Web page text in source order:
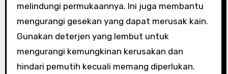
melindungi permukaannya. Ini juga membantu
mengurangi gesekan yang dapat merusak kain.
Gunakan deterjen yang lembut untuk
mengurangi kemungkinan kerusakan dan
hindari pemutih kecuali memang diperlukan.